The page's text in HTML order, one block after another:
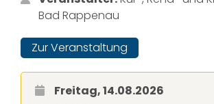
Bad Rappenau
Zur Veranstaltung
Freitag, 14.08.2026